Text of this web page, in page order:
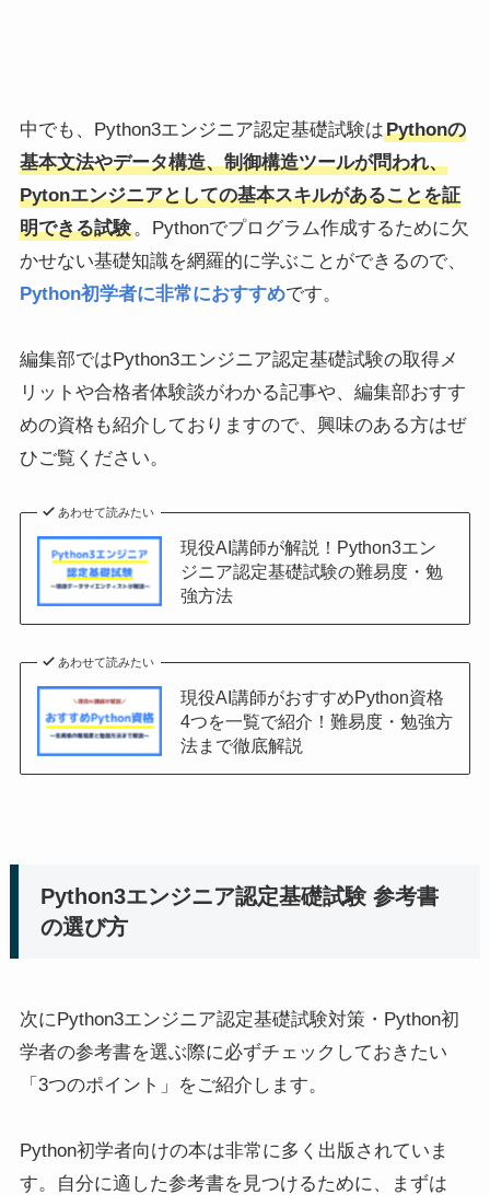
中でも、Python3エンジニア認定基礎試験はPythonの
基本文法やデータ構造、制御構造ツールが問われ、
Pytonエンジニアとしての基本スキルがあることを証
明できる試験。Pythonでプログラム作成するために欠
かせない基礎知識を網羅的に学ぶことができるので、
Python初学者に非常におすすめです。
編集部ではPython3エンジニア認定基礎試験の取得メ
リットや合格者体験談がわかる記事や、編集部おすす
めの資格も紹介しておりますので、興味のある方はぜ
ひご覧ください。
あわせて読みたい
現役AI講師が解説！Python3エン
ジニア認定基礎試験の難易度・勉
強方法
あわせて読みたい
現役AI講師がおすすめPython資格
4つを一覧で紹介！難易度・勉強方
法まで徹底解説
Python3エンジニア認定基礎試験 参考書
の選び方
次にPython3エンジニア認定基礎試験対策・Python初
学者の参考書を選ぶ際に必ずチェックしておきたい
「3つのポイント」をご紹介します。
Python初学者向けの本は非常に多く出版されていま
す。自分に適した参考書を見つけるために、まずは